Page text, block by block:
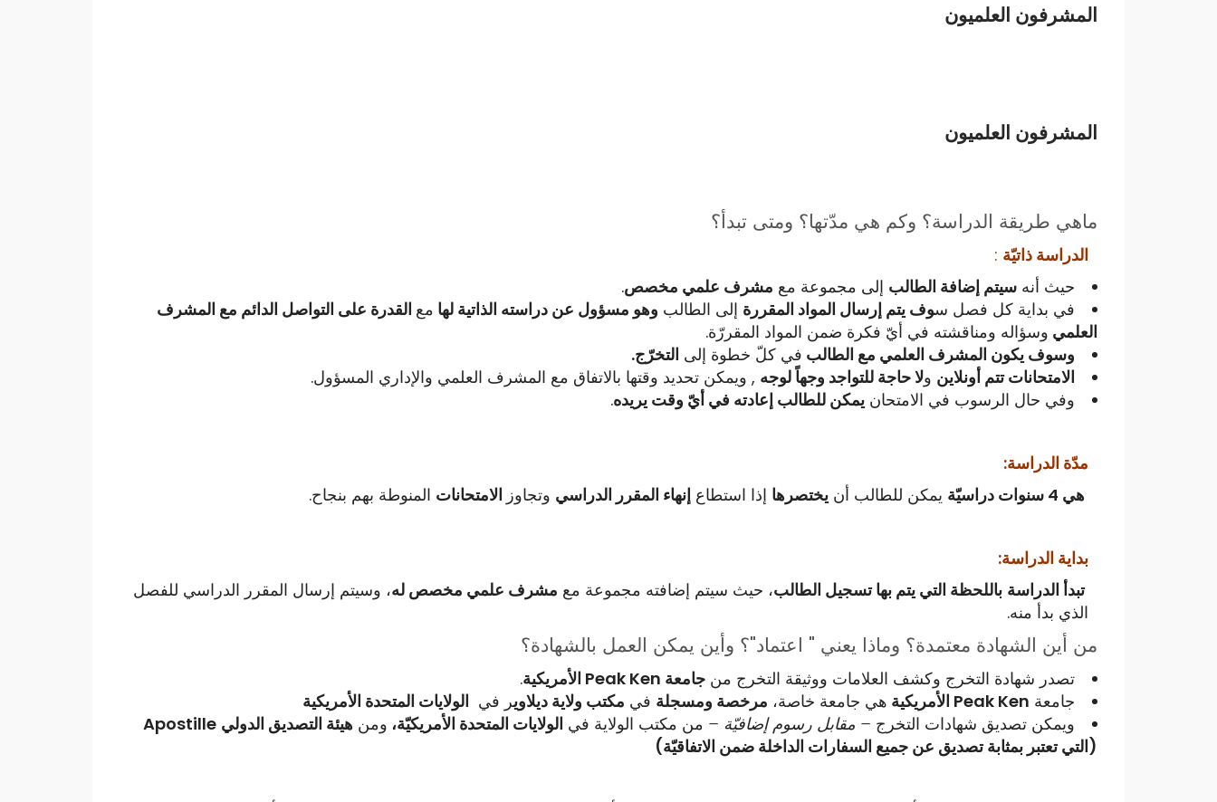
المشرفون العلميون
المشرفون العلميون
ماهي طريقة الدراسة؟ وكم هي مدّتها؟ ومتى تبدأ؟
الدراسة ذاتيّة :
حيث أنه سيتم إضافة الطالب إلى مجموعة مع مشرف علمي مخصص.
في بداية كل فصل سوف يتم إرسال المواد المقررة إلى الطالب وهو مسؤول عن دراسته الذاتية لها مع القدرة على التواصل الدائم مع المشرف
العلمي وسؤاله ومناقشته في أيّ فكرة ضمن المواد المقررّة.
وسوف يكون المشرف العلمي مع الطالب في كلّ خطوة إلى التخرّج.
الامتحانات تتم أونلاين ولا حاجة للتواجد وجهاً لوجه , ويمكن تحديد وقتها بالاتفاق مع المشرف العلمي والإداري المسؤول.
وفي حال الرسوب في الامتحان يمكن للطالب إعادته في أيّ وقت يريده.
مدّة الدراسة:
هي 4 سنوات دراسيّة
يمكن للطالب أن يختصرها إذا استطاع إنهاء المقرر الدراسي وتجاوز الامتحانات المنوطة بهم بنجاح.
بداية الدراسة:
تبدأ الدراسة باللحظة التي يتم بها تسجيل الطالب، حيث سيتم إضافته مجموعة مع مشرف علمي مخصص له، وسيتم إرسال المقرر الدراسي للفصل
الذي بدأ منه.
من أين الشهادة معتمدة؟ وماذا يعني " اعتماد"؟ وأين يمكن العمل بالشهادة؟
تصدر شهادة التخرج وكشف العلامات ووثيقة التخرج من جامعة Peak Ken الأمريكية
.
جامعة Peak Ken الأمريكية هي جامعة خاصة، مرخصة ومسجلة في مكتب ولاية ديلاوير في الولايات المتحدة الأمريكية
ويمكن تصديق شهادات التخرج – مقابل رسوم إضافيّة – من مكتب الولاية في الولايات المتحدة الأمريكيّة، ومن هيئة التصديق الدولي Apostille
(التي تعتبر بمثابة تصديق عن جميع السفارات الداخلة ضمن الاتفاقيّة)